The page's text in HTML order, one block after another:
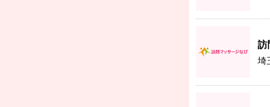
訪
埼